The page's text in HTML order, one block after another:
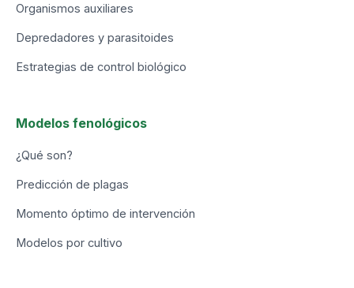
Organismos auxiliares
Depredadores y parasitoides
Estrategias de control biológico
Modelos fenológicos
¿Qué son?
Predicción de plagas
Momento óptimo de intervención
Modelos por cultivo